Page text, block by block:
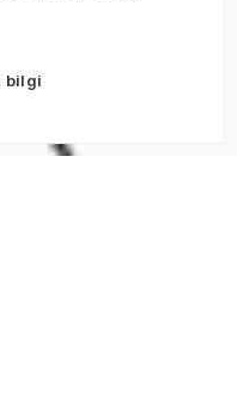
bilgi